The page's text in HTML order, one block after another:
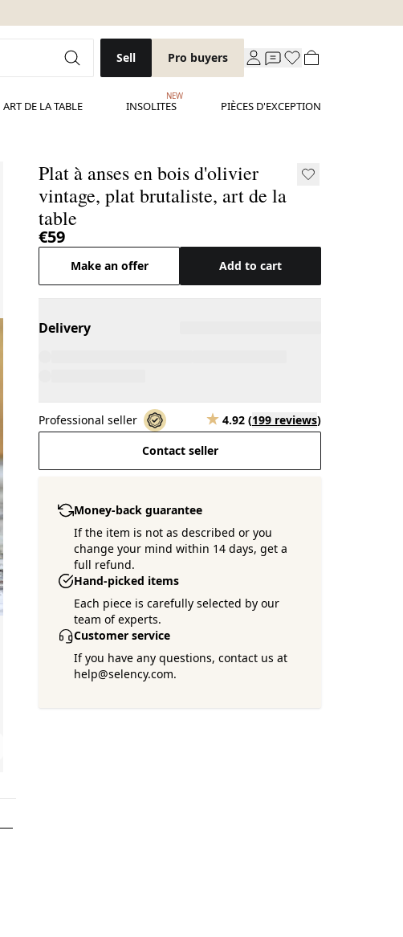
Sell Pro buyers
ART DE LA TABLE INSOLITES
NEW
PIÈCES D'EXCEPTION
Plat à anses en bois d'olivier
vintage, plat brutaliste, art de la
table
€59
Make an offer Add to cart
Delivery
Professional seller 4.92 (199 reviews)
Contact seller
Money-back guarantee
If the item is not as described or you
change your mind within 14 days, get a
full refund.
Hand-picked items
Each piece is carefully selected by our
team of experts.
Customer service
If you have any questions, contact us at
help@selency.com.